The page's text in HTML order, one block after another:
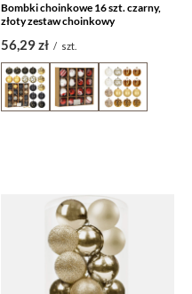
Bombki choinkowe 16 szt. czarny,
złoty zestaw choinkowy
56,29 zł / szt.